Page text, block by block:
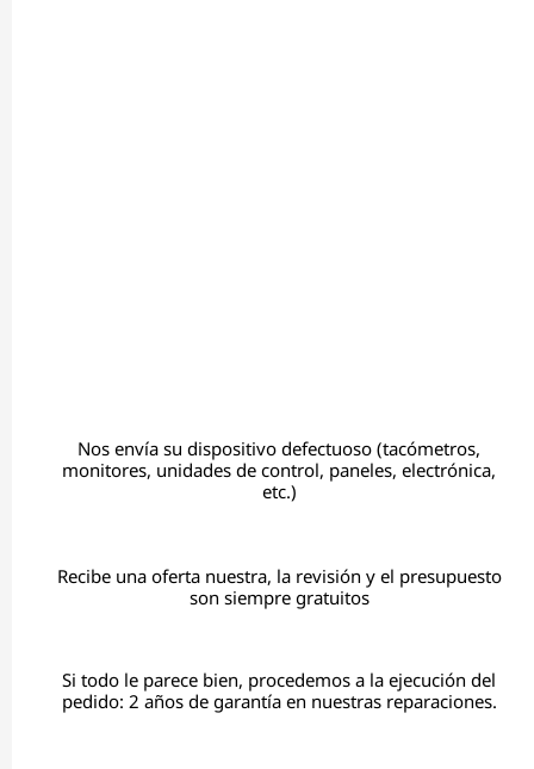
Nos envía su dispositivo defectuoso (tacómetros,
monitores, unidades de control, paneles, electrónica,
etc.)
Recibe una oferta nuestra, la revisión y el presupuesto
son siempre gratuitos
Si todo le parece bien, procedemos a la ejecución del
pedido: 2 años de garantía en nuestras reparaciones.